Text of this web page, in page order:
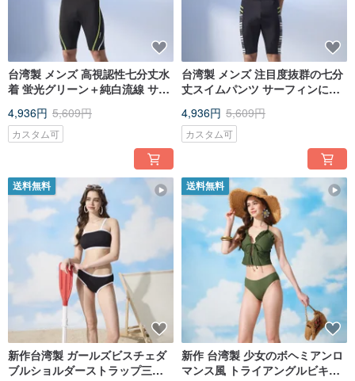
台湾製 メンズ 高視認性七分丈水
着 蛍光グリーン＋純白流線 サー
4,936円 5,609円
カスタム可
台湾製 メンズ 注目度抜群の七分
丈スイムパンツ サーフィンに必
4,936円 5,609円
カスタム可
送料無料
新作台湾製 ガールズビスチェダ
ブルショルダーストラップ三角
送料無料
新作 台湾製 少女のボヘミアンロ
マンス風 トライアングルビキニ